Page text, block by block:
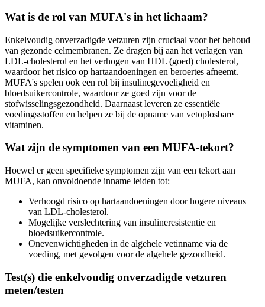
Wat is de rol van MUFA's in het lichaam?
Enkelvoudig onverzadigde vetzuren zijn cruciaal voor het behoud
van gezonde celmembranen. Ze dragen bij aan het verlagen van
LDL-cholesterol en het verhogen van HDL (goed) cholesterol,
waardoor het risico op hartaandoeningen en beroertes afneemt.
MUFA's spelen ook een rol bij insulinegevoeligheid en
bloedsuikercontrole, waardoor ze goed zijn voor de
stofwisselingsgezondheid. Daarnaast leveren ze essentiële
voedingsstoffen en helpen ze bij de opname van vetoplosbare
vitaminen.
Wat zijn de symptomen van een MUFA-tekort?
Hoewel er geen specifieke symptomen zijn van een tekort aan
MUFA, kan onvoldoende inname leiden tot:
Verhoogd risico op hartaandoeningen door hogere niveaus
van LDL-cholesterol.
Mogelijke verslechtering van insulineresistentie en
bloedsuikercontrole.
Onevenwichtigheden in de algehele vetinname via de
voeding, met gevolgen voor de algehele gezondheid.
Test(s) die enkelvoudig onverzadigde vetzuren
meten/testen